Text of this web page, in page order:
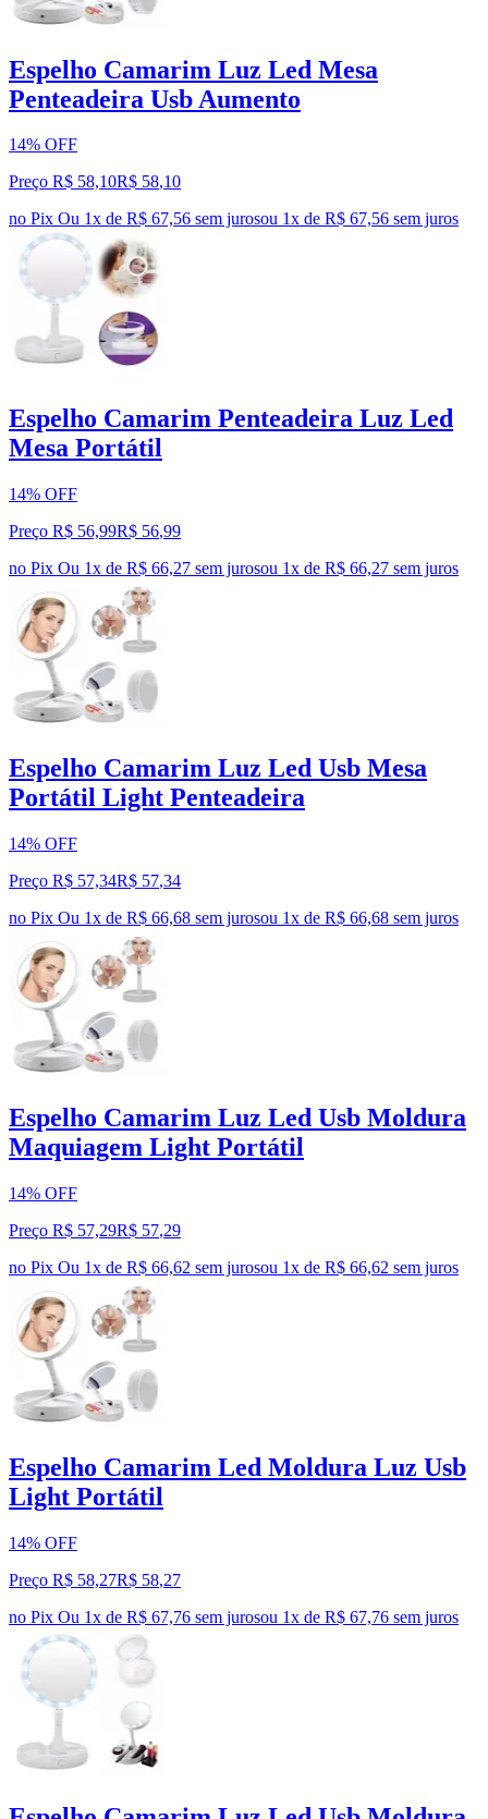
Espelho Camarim Luz Led Mesa
Penteadeira Usb Aumento
14% OFF
Preço R$ 58,10R$ 58,10
no Pix Ou 1x de R$ 67,56 sem jurosou 1x de R$ 67,56 sem juros
Espelho Camarim Penteadeira Luz Led
Mesa Portátil
14% OFF
Preço R$ 56,99R$ 56,99
no Pix Ou 1x de R$ 66,27 sem jurosou 1x de R$ 66,27 sem juros
Espelho Camarim Luz Led Usb Mesa
Portátil Light Penteadeira
14% OFF
Preço R$ 57,34R$ 57,34
no Pix Ou 1x de R$ 66,68 sem jurosou 1x de R$ 66,68 sem juros
Espelho Camarim Luz Led Usb Moldura
Maquiagem Light Portátil
14% OFF
Preço R$ 57,29R$ 57,29
no Pix Ou 1x de R$ 66,62 sem jurosou 1x de R$ 66,62 sem juros
Espelho Camarim Led Moldura Luz Usb
Light Portátil
14% OFF
Preço R$ 58,27R$ 58,27
no Pix Ou 1x de R$ 67,76 sem jurosou 1x de R$ 67,76 sem juros